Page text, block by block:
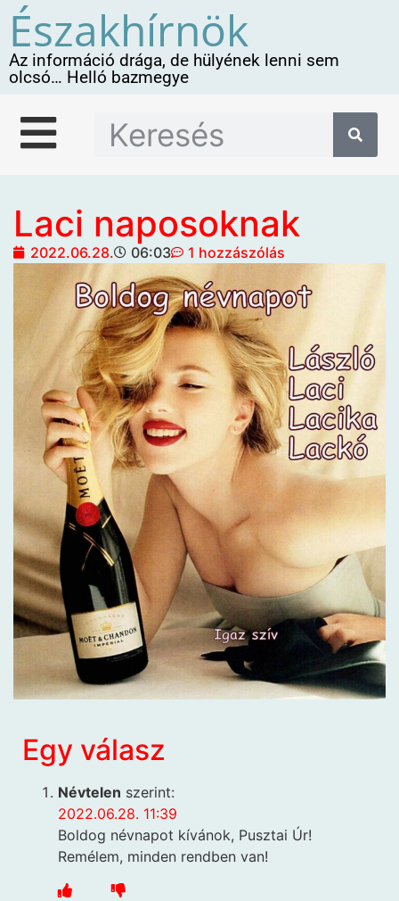
Északhírnök
Az információ drága, de hülyének lenni sem
olcsó… Helló bazmegye
Laci naposoknak
2022.06.28. 06:03 1 hozzászólás
Egy válasz
Névtelen szerint:
2022.06.28. 11:39
Boldog névnapot kívánok, Pusztai Úr!
Remélem, minden rendben van!